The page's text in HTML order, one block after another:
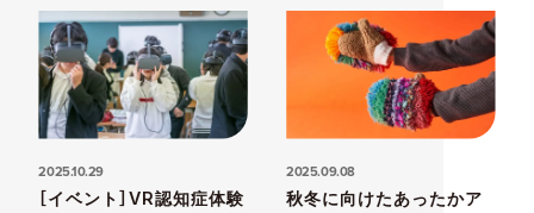
2025.10.29
［イベント］VR認知症体験
2025.09.08
秋冬に向けたあったかア